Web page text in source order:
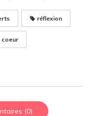
réflexion
coeur
(0)